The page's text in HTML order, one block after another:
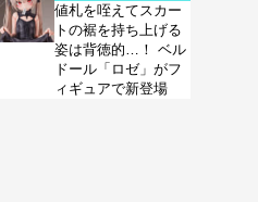
値札を咥えてスカー
トの裾を持ち上げる
姿は背徳的…！ ベル
ドール「ロゼ」がフ
ィギュアで新登場